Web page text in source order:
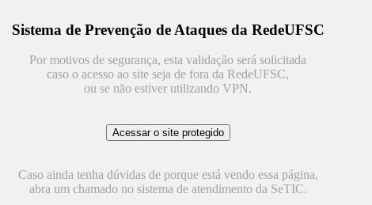
Sistema de Prevenção de Ataques da RedeUFSC
Por motivos de segurança, esta validação será solicitada
caso o acesso ao site seja de fora da RedeUFSC,
ou se não estiver utilizando VPN.
Caso ainda tenha dúvidas de porque está vendo essa página,
abra um chamado no sistema de atendimento da SeTIC.